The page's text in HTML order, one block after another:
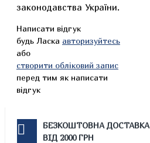
законодавства України.
Написати відгук
будь Ласка авторизуйтесь
або
створити обліковий запис
перед тим як написати
відгук
БЕЗКОШТОВНА ДОСТАВКА
ВІД 2000 ГРН